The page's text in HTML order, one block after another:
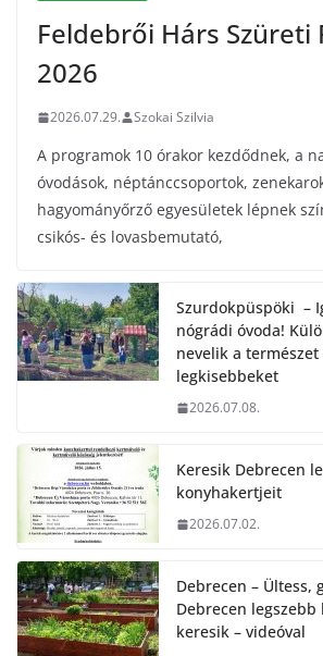
Feldebrői Hárs Szüreti
2026
2026.07.29. Szokai Szilvia
A programok 10 órakor kezdődnek, a
óvodások, néptánccsoportok,
hagyományőrző egyesületek lépnek
csikós- és lovasbemutató,
Szurdokpüspöki –
nógrádi óvoda!
nevelik a
legkisebbeket
2026.07.08.
Keresik Debrecen
konyhakertjeit
2026.07.02.
Debrecen – Ültess,
Debrecen
keresik – videóval